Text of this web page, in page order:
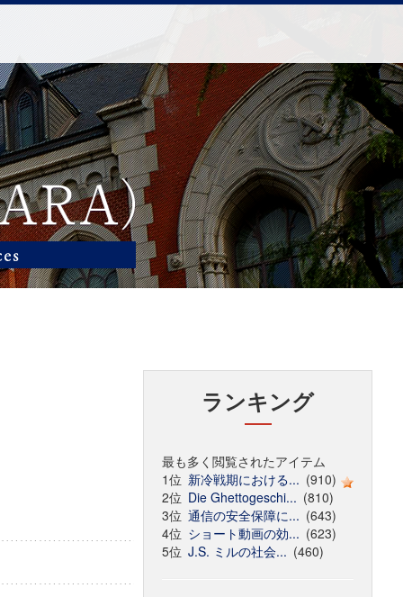
ランキング
最も多く閲覧されたアイテム
1位 新冷戦期における... (910)
2位 Die Ghettogeschi... (810)
3位 通信の安全保障に... (643)
4位 ショート動画の効... (623)
5位 J.S. ミルの社会... (460)